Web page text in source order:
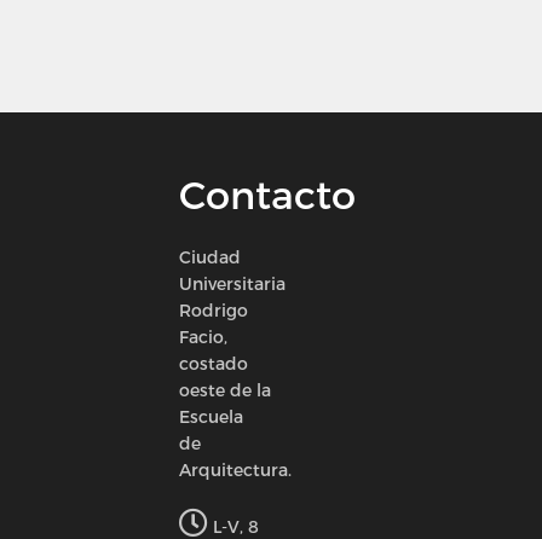
Contacto
Ciudad
Universitaria
Rodrigo
Facio,
costado
oeste de la
Escuela
de
Arquitectura.
L-V, 8